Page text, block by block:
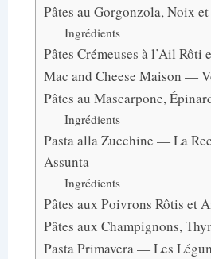
Pâtes au Gorgonzola, Noix
Ingrédients
Pâtes Crémeuses à l’Ail Rôti
Mac and Cheese Maison —
Pâtes au Mascarpone,
Ingrédients
Pasta alla Zucchine — La
Assunta
Ingrédients
Pâtes aux Poivrons Rôtis et
Pâtes aux Champignons,
Pasta Primavera — Les